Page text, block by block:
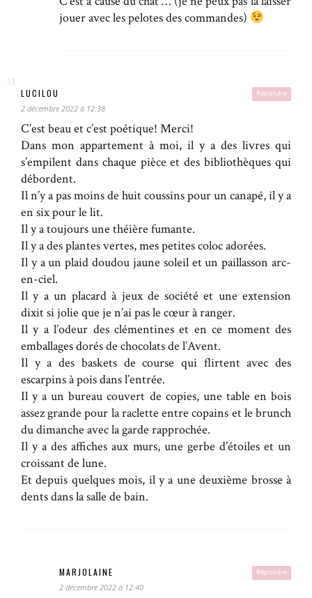
jouer avec les pelotes des commandes)
Répondre
LUCILOU
2 décembre 2022 à 12:38
C’est beau et c’est poétique! Merci!
Dans mon appartement à moi, il y a des livres qui
s’empilent dans chaque pièce et des bibliothèques qui
débordent.
Il n’y a pas moins de huit coussins pour un canapé, il y a
en six pour le lit.
Il y a toujours une théière fumante.
Il y a des plantes vertes, mes petites coloc adorées.
Il y a un plaid doudou jaune soleil et un paillasson arc-
en-ciel.
Il y a un placard à jeux de société et une extension
dixit si jolie que je n’ai pas le cœur à ranger.
Il y a l’odeur des clémentines et en ce moment des
emballages dorés de chocolats de l’Avent.
Il y a des baskets de course qui flirtent avec des
escarpins à pois dans l’entrée.
Il y a un bureau couvert de copies, une table en bois
assez grande pour la raclette entre copains et le brunch
du dimanche avec la garde rapprochée.
Il y a des affiches aux murs, une gerbe d’étoiles et un
croissant de lune.
Et depuis quelques mois, il y a une deuxième brosse à
dents dans la salle de bain.
Répondre
MARJOLAINE
2 décembre 2022 à 12:40